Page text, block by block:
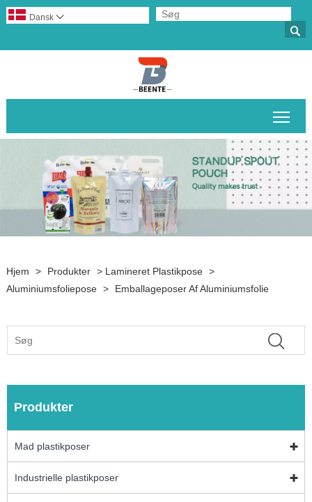

Dansk 
Hjem > Produkter > Lamineret Plastikpose >
Aluminiumsfoliepose > Emballageposer Af Aluminiumsfolie
Produkter
Mad plastikposer
Industrielle plastikposer